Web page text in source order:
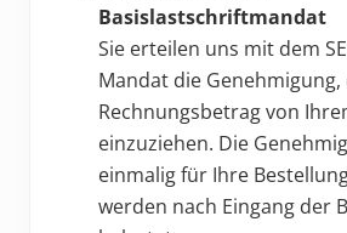
Basislastschriftmandat
Sie erteilen uns mit dem
Mandat die Genehmigung,
Rechnungsbetrag von
einzuziehen. Die
einmalig für Ihre
werden nach Eingang der